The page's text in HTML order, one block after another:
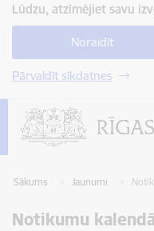
Lūdzu, atzīmējiet savu
Noraidīt
Pārvaldīt sīkdatnes
Sākums Jaunumi
Notikumu